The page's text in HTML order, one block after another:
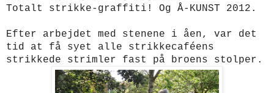
Totalt strikke-graffiti! Og Å-KUNST 2012.
Efter arbejdet med stenene i åen, var det
tid at få syet alle strikkecaféens
strikkede strimler fast på broens stolper.